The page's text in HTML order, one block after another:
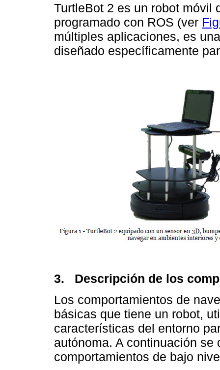
TurtleBot 2 es un robot móvil
programado con ROS (ver
múltiples aplicaciones, es
diseñado específicamente
3. Descripción de los
Los comportamientos de
básicas que tiene un robot,
características del entorno
autónoma. A continuación
comportamientos de bajo